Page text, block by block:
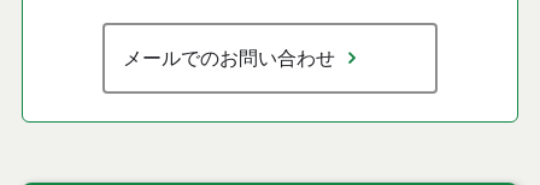
メールでのお問い合わせ